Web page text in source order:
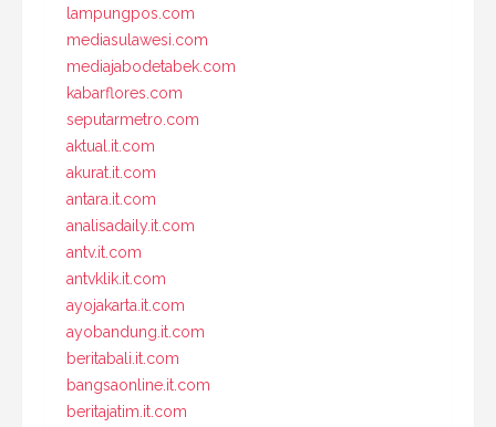
lampungpos.com
mediasulawesi.com
mediajabodetabek.com
kabarflores.com
seputarmetro.com
aktual.it.com
akurat.it.com
antara.it.com
analisadaily.it.com
antv.it.com
antvklik.it.com
ayojakarta.it.com
ayobandung.it.com
beritabali.it.com
bangsaonline.it.com
beritajatim.it.com